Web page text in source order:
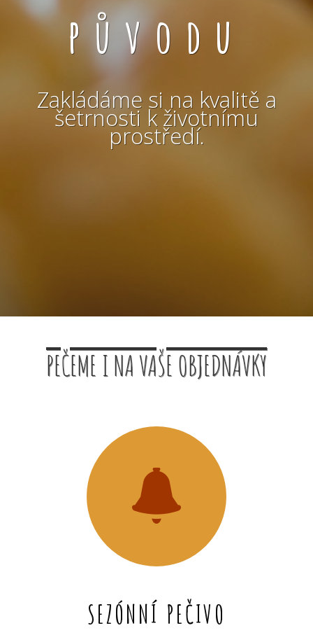
původu
Zakládáme si na kvalitě a
šetrnosti k životnímu
prostředí.
PEČEME I NA VAŠE OBJEDNÁVKY
SEZÓNNÍ PEČIVO